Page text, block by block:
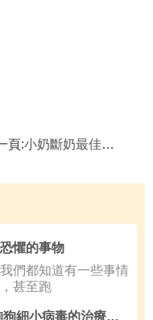
頁:小奶斷奶最佳時間！
懼的事物
都知道有一些事情
甚至跑
狗狗細小流口水 狗狗細小病毒的治療和方法